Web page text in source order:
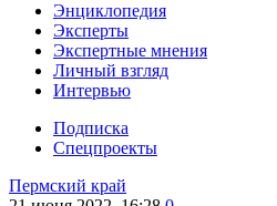
Энциклопедия
Эксперты
Экспертные мнения
Личный взгляд
Интервью
Подписка
Спецпроекты
Пермский край